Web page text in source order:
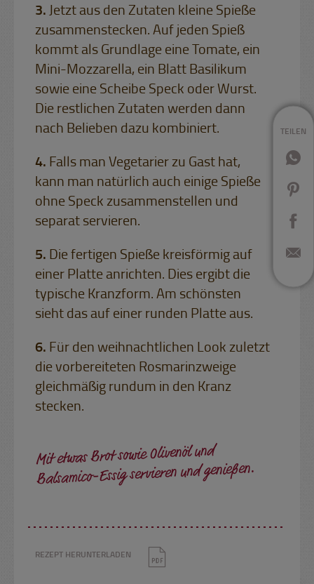
TEILEN
Jetzt aus den Zutaten kleine Spieße
zusammenstecken. Auf jeden Spieß
kommt als Grundlage eine Tomate, ein
Mini-Mozzarella, ein Blatt Basilikum
sowie eine Scheibe Speck oder Wurst.
Die restlichen Zutaten werden dann
nach Belieben dazu kombiniert.
Falls man Vegetarier zu Gast hat,
kann man natürlich auch einige Spieße
ohne Speck zusammenstellen und
separat servieren.
Die fertigen Spieße kreisförmig auf
einer Platte anrichten. Dies ergibt die
typische Kranzform. Am schönsten
sieht das auf einer runden Platte aus.
Für den weihnachtlichen Look zuletzt
die vorbereiteten Rosmarinzweige
gleichmäßig rundum in den Kranz
stecken.
Mit etwas Brot sowie Olivenöl und
Balsamico-Essig servieren und genießen.
REZEPT HERUNTERLADEN